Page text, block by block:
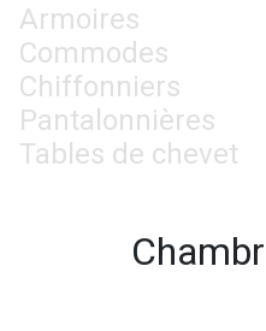
Armoires
Commodes
Chiffonniers
Pantalonnières
Tables de chevet